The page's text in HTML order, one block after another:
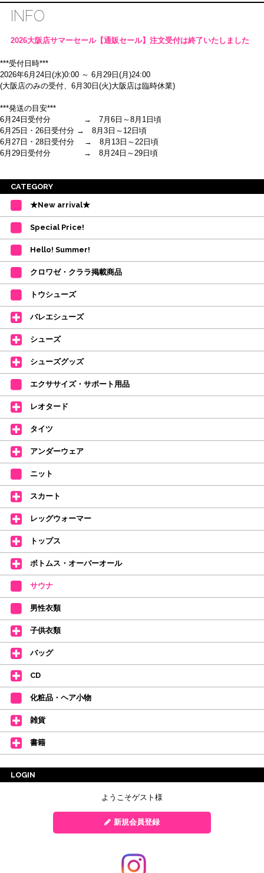
INFO
2026大阪店サマーセール【通販セール】注文受付は終了いたしました
***受付日時***
2026年6月24日(水)0:00 ～ 6月29日(月)24:00
(大阪店のみの受付、6月30日(火)大阪店は臨時休業)
***発送の目安***
6月24日受付分 → 7月6日～8月1日頃
6月25日・26日受付分 → 8月3日～12日頃
6月27日・28日受付分 → 8月13日～22日頃
6月29日受付分 → 8月24日～29日頃
※ご注意
間を目安として下さい。
・在庫の確保は発送の直前に行います。カートに入れて注文完了となって
ご注文商品が在庫切れの場合は、上記お目安の頃にご連絡させていただき
カード決済をされたお客様は決済金額の変更をさせていただきます。
【ミルバ×たけいみき】オリジナルタオルが新登場!
レッスンのお供にはもちろん、毎日の持ち歩きやギフトにもぴったりのミル
バオリジナルタオルです。
たけいみきさんが描く「夢かわいい」バレエイラストが、そのままタオルに
なりました。
デラロミラノ2026コレクションの販売を開始しました☆
↑ご購入頂いたお客様に、デラロミラノのロゴ入りボールペンをプレゼント
中。
(お一人様1本限りになります)
価格改定のお知らせ
2026年4月1日よりシューズ全般、衣類など商品を値上げしました。
何卒ご理解いただけますようお願い申し上げます
【シューズのフィッティングについて】
全店、ご予約不要です(18:30まで)。タイツ・ソックス・トウパッドを
持参してください。
皆さまのダンスライフをサポートできるようなさまざまな商品をご紹介して
おります。
【新商品はこちらから】 ←ここをクリック♪
CATEGORY
★New arrival★
Special Price!
Hello! Summer!
クロワゼ・クララ掲載商品
トウシューズ
バレエシューズ
シューズ
シューズグッズ
エクササイズ・サポート用品
レオタード
タイツ
アンダーウェア
ニット
スカート
レッグウォーマー
トップス
ボトムス・オーバーオール
サウナ
男性衣類
子供衣類
バッグ
CD
化粧品・ヘア小物
雑貨
書籍
LOGIN
ようこそゲスト様
新規会員登録